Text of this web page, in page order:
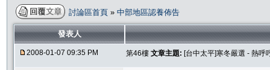
討論區首頁 » 中部地區認養佈告
發表人
2008-01-07 09:35 PM 第46樓 文章主題: [台中太平]寒冬嚴選 - 熱呼